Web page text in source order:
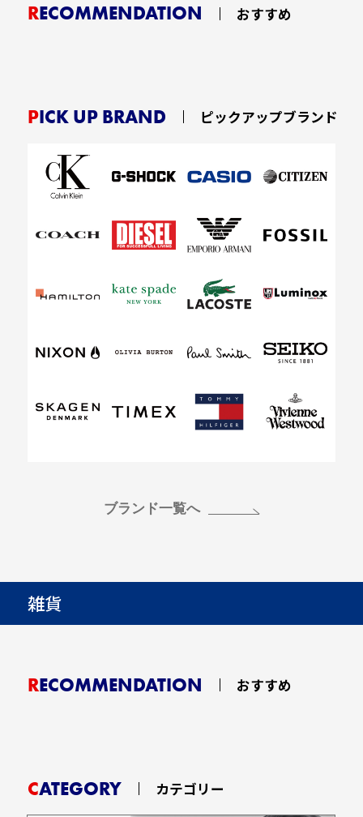
RECOMMENDATION おすすめ
PICK UP BRAND ピックアップブランド
ブランド一覧へ
雑貨
RECOMMENDATION おすすめ
CATEGORY カテゴリー